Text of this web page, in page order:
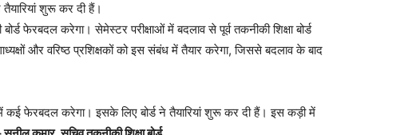
शुरू कर दी हैं।
फेरबदल करेगा। सेमेस्टर परीक्षाओं में बदलाव से पूर्व तकनीकी शिक्षा बोर्ड
और वरिष्ठ प्रशिक्षकों को इस संबंध में तैयार करेगा, जिससे बदलाव के बाद
में कई फेरबदल करेगा। इसके लिए बोर्ड ने तैयारियां शुरू कर दी हैं। इस कड़ी में